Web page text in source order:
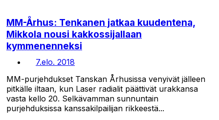
MM-Århus: Tenkanen jatkaa kuudentena,
Mikkola nousi kakkossijallaan
kymmenenneksi
7.elo. 2018
MM-purjehdukset Tanskan Århusissa venyivät jälleen
pitkälle iltaan, kun Laser radialit päättivät urakkansa
vasta kello 20. Selkävamman sunnuntain
purjehduksissa kanssakilpailijan rikkeestä...